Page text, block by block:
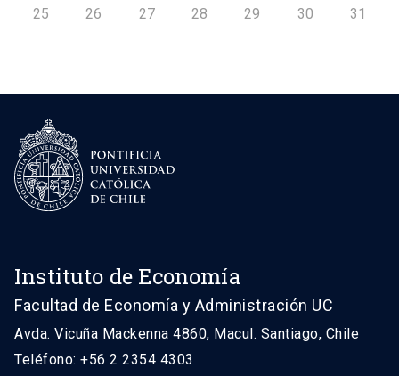
25 26 27 28 29 30 31
Instituto de Economía
Facultad de Economía y Administración UC
Avda. Vicuña Mackenna 4860, Macul. Santiago, Chile
Teléfono: +56 2 2354 4303